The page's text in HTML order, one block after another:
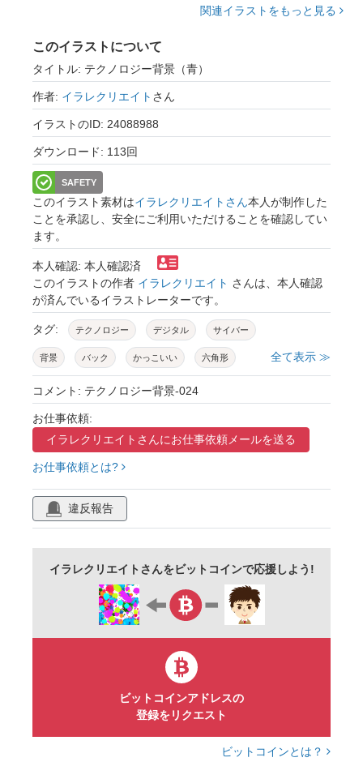
関連イラストをもっと見る
このイラストについて
タイトル: テクノロジー背景（青）
作者: イラレクリエイト さん
イラストのID: 24088988
ダウンロード: 113回
SAFETY
このイラスト素材はイラレクリエイトさん本人が制作した
ことを承認し、安全にご利用いただけることを確認してい
ます。
本人確認: 本人確認済
このイラストの作者 イラレクリエイト さんは、本人確認
が済んでいるイラストレーターです。
タグ: テクノロジー デジタル サイバー
背景 バック かっこいい 六角形
ブルー グリーン
全て表示 ≫
コメント: テクノロジー背景-024
お仕事依頼:
イラレクリエイトさんにお仕事依頼メールを送る
お仕事依頼とは?
違反報告
イラレクリエイトさんをビットコインで応援しよう!
ビットコインアドレスの
登録をリクエスト
ビットコインとは？